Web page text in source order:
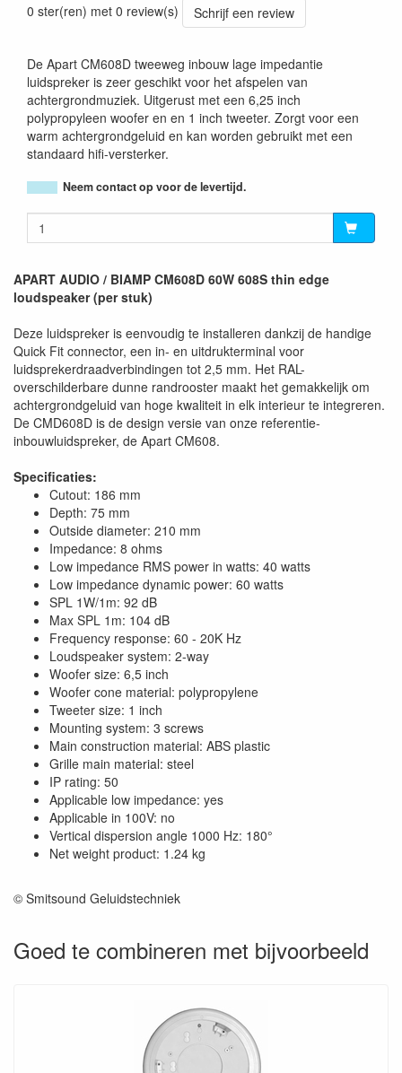
0 ster(ren) met 0 review(s)
Schrijf een review
De Apart CM608D tweeweg inbouw lage impedantie
luidspreker is zeer geschikt voor het afspelen van
achtergrondmuziek. Uitgerust met een 6,25 inch
polypropyleen woofer en en 1 inch tweeter. Zorgt voor een
warm achtergrondgeluid en kan worden gebruikt met een
standaard hifi-versterker.
Neem contact op voor de levertijd.
APART AUDIO / BIAMP CM608D 60W 608S thin edge
loudspeaker (per stuk)
Deze luidspreker is eenvoudig te installeren dankzij de handige
Quick Fit connector, een in- en uitdrukterminal voor
luidsprekerdraadverbindingen tot 2,5 mm. Het RAL-
overschilderbare dunne randrooster maakt het gemakkelijk om
achtergrondgeluid van hoge kwaliteit in elk interieur te integreren.
De CMD608D is de design versie van onze referentie-
inbouwluidspreker, de Apart CM608.
Specificaties:
Cutout: 186 mm
Depth: 75 mm
Outside diameter: 210 mm
Impedance: 8 ohms
Low impedance RMS power in watts: 40 watts
Low impedance dynamic power: 60 watts
SPL 1W/1m: 92 dB
Max SPL 1m: 104 dB
Frequency response: 60 - 20K Hz
Loudspeaker system: 2-way
Woofer size: 6,5 inch
Woofer cone material: polypropylene
Tweeter size: 1 inch
Mounting system: 3 screws
Main construction material: ABS plastic
Grille main material: steel
IP rating: 50
Applicable low impedance: yes
Applicable in 100V: no
Vertical dispersion angle 1000 Hz: 180°
Net weight product: 1.24 kg
© Smitsound Geluidstechniek
Goed te combineren met bijvoorbeeld